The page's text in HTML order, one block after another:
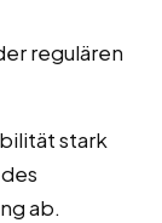
regulären
stark
ab.